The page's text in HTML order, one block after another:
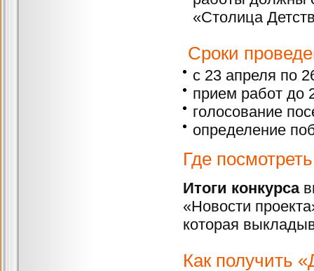
«Столица
Сроки
с 23 апреля по
прием работ до
голосование
определение
Где
Итоги конкурса
«Новости
которая
Как получить